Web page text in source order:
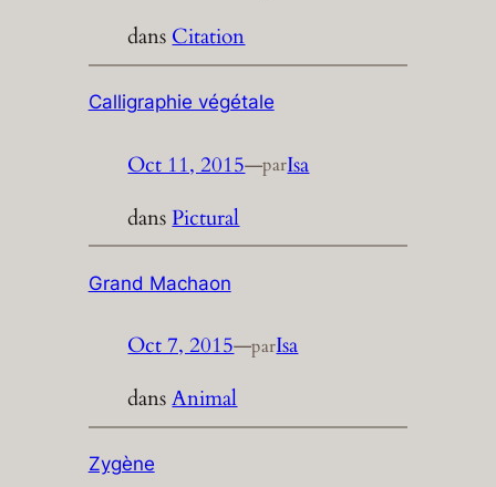
dansCitation
Calligraphie végétale
Oct 11, 2015—parIsa
dansPictural
Grand Machaon
Oct 7, 2015—parIsa
dansAnimal
Zygène